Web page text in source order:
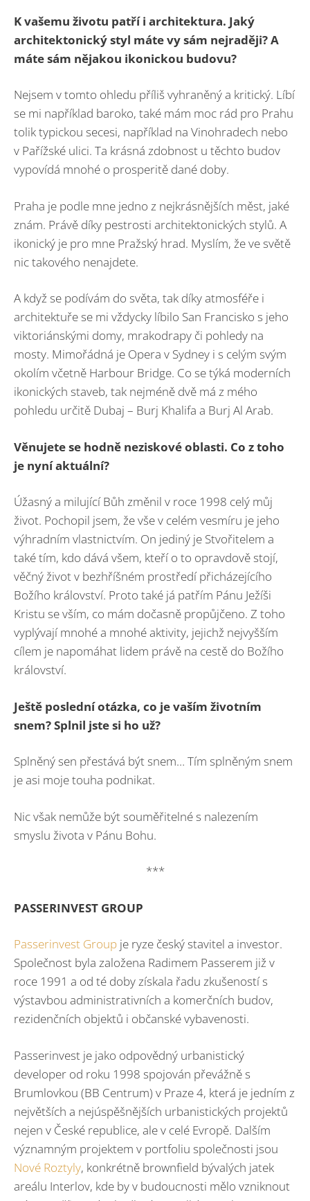
K vašemu životu patří i architektura. Jaký
architektonický styl máte vy sám nejraději? A
máte sám nějakou ikonickou budovu?
Nejsem v tomto ohledu příliš vyhraněný a kritický. Líbí
se mi například baroko, také mám moc rád pro Prahu
tolik typickou secesi, například na Vinohradech nebo
v Pařížské ulici. Ta krásná zdobnost u těchto budov
vypovídá mnohé o prosperitě dané doby.
Praha je podle mne jedno z nejkrásnějších měst, jaké
znám. Právě díky pestrosti architektonických stylů. A
ikonický je pro mne Pražský hrad. Myslím, že ve světě
nic takového nenajdete.
A když se podívám do světa, tak díky atmosféře i
architektuře se mi vždycky líbilo San Francisko s jeho
viktoriánskými domy, mrakodrapy či pohledy na
mosty. Mimořádná je Opera v Sydney i s celým svým
okolím včetně Harbour Bridge. Co se týká moderních
ikonických staveb, tak nejméně dvě má z mého
pohledu určitě Dubaj – Burj Khalifa a Burj Al Arab.
Věnujete se hodně neziskové oblasti. Co z toho
je nyní aktuální?
Úžasný a milující Bůh změnil v roce 1998 celý můj
život. Pochopil jsem, že vše v celém vesmíru je jeho
výhradním vlastnictvím. On jediný je Stvořitelem a
také tím, kdo dává všem, kteří o to opravdově stojí,
věčný život v bezhříšném prostředí přicházejícího
Božího království. Proto také já patřím Pánu Ježíši
Kristu se vším, co mám dočasně propůjčeno. Z toho
vyplývají mnohé a mnohé aktivity, jejichž nejvyšším
cílem je napomáhat lidem právě na cestě do Božího
království.
Ještě poslední otázka, co je vaším životním
snem? Splnil jste si ho už?
Splněný sen přestává být snem… Tím splněným snem
je asi moje touha podnikat.
Nic však nemůže být souměřitelné s nalezením
smyslu života v Pánu Bohu.
***
PASSERINVEST GROUP
Passerinvest Group je ryze český stavitel a investor.
Společnost byla založena Radimem Passerem již v
roce 1991 a od té doby získala řadu zkušeností s
výstavbou administrativních a komerčních budov,
rezidenčních objektů i občanské vybavenosti.
Passerinvest je jako odpovědný urbanistický
developer od roku 1998 spojován převážně s
Brumlovkou (BB Centrum) v Praze 4, která je jedním z
největších a nejúspěšnějších urbanistických projektů
nejen v České republice, ale v celé Evropě. Dalším
významným projektem v portfoliu společnosti jsou
Nové Roztyly, konkrétně brownfield bývalých jatek
areálu Interlov, kde by v budoucnosti mělo vzniknout